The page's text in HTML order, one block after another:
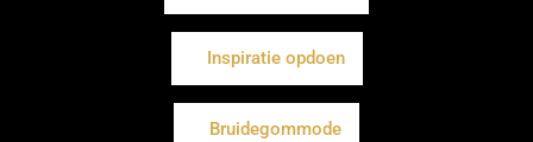
Inspiratie opdoen
Bruidegommode